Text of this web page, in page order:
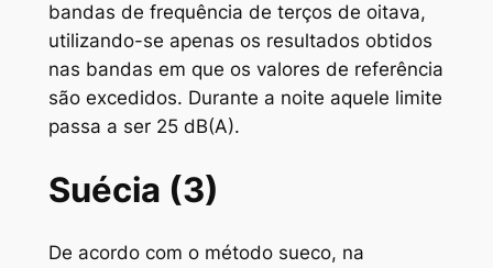
bandas de frequência de terços de oitava,
utilizando-se apenas os resultados obtidos
nas bandas em que os valores de referência
são excedidos. Durante a noite aquele limite
passa a ser 25 dB(A).
Suécia (3)
De acordo com o método sueco, na